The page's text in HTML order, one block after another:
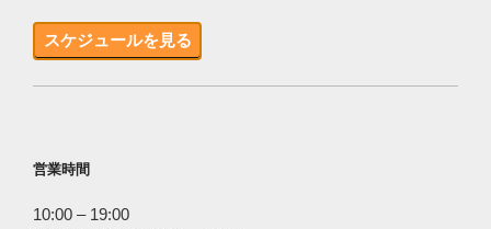
スケジュールを見る
営業時間
10:00 – 19:00